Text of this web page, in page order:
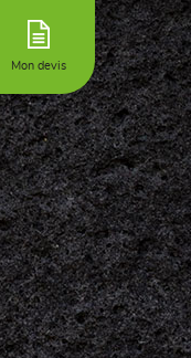
Mon devis